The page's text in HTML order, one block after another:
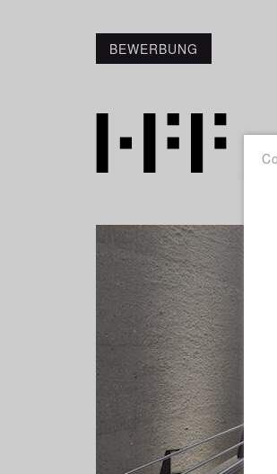
BEWERBUNG